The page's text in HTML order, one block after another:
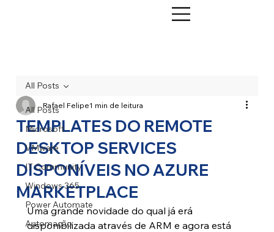
All Posts
Microsoft
VMware
IT Community
Windows 365
Power Automate
Automação
All Posts
TEMPLATES DO REMOTE
DESKTOP SERVICES
DISPONÍVEIS NO AZURE
MARKETPLACE
Rafael Felipe1 min de leitura
Uma grande novidade do qual já erá
disponibilizada através de ARM e agora está